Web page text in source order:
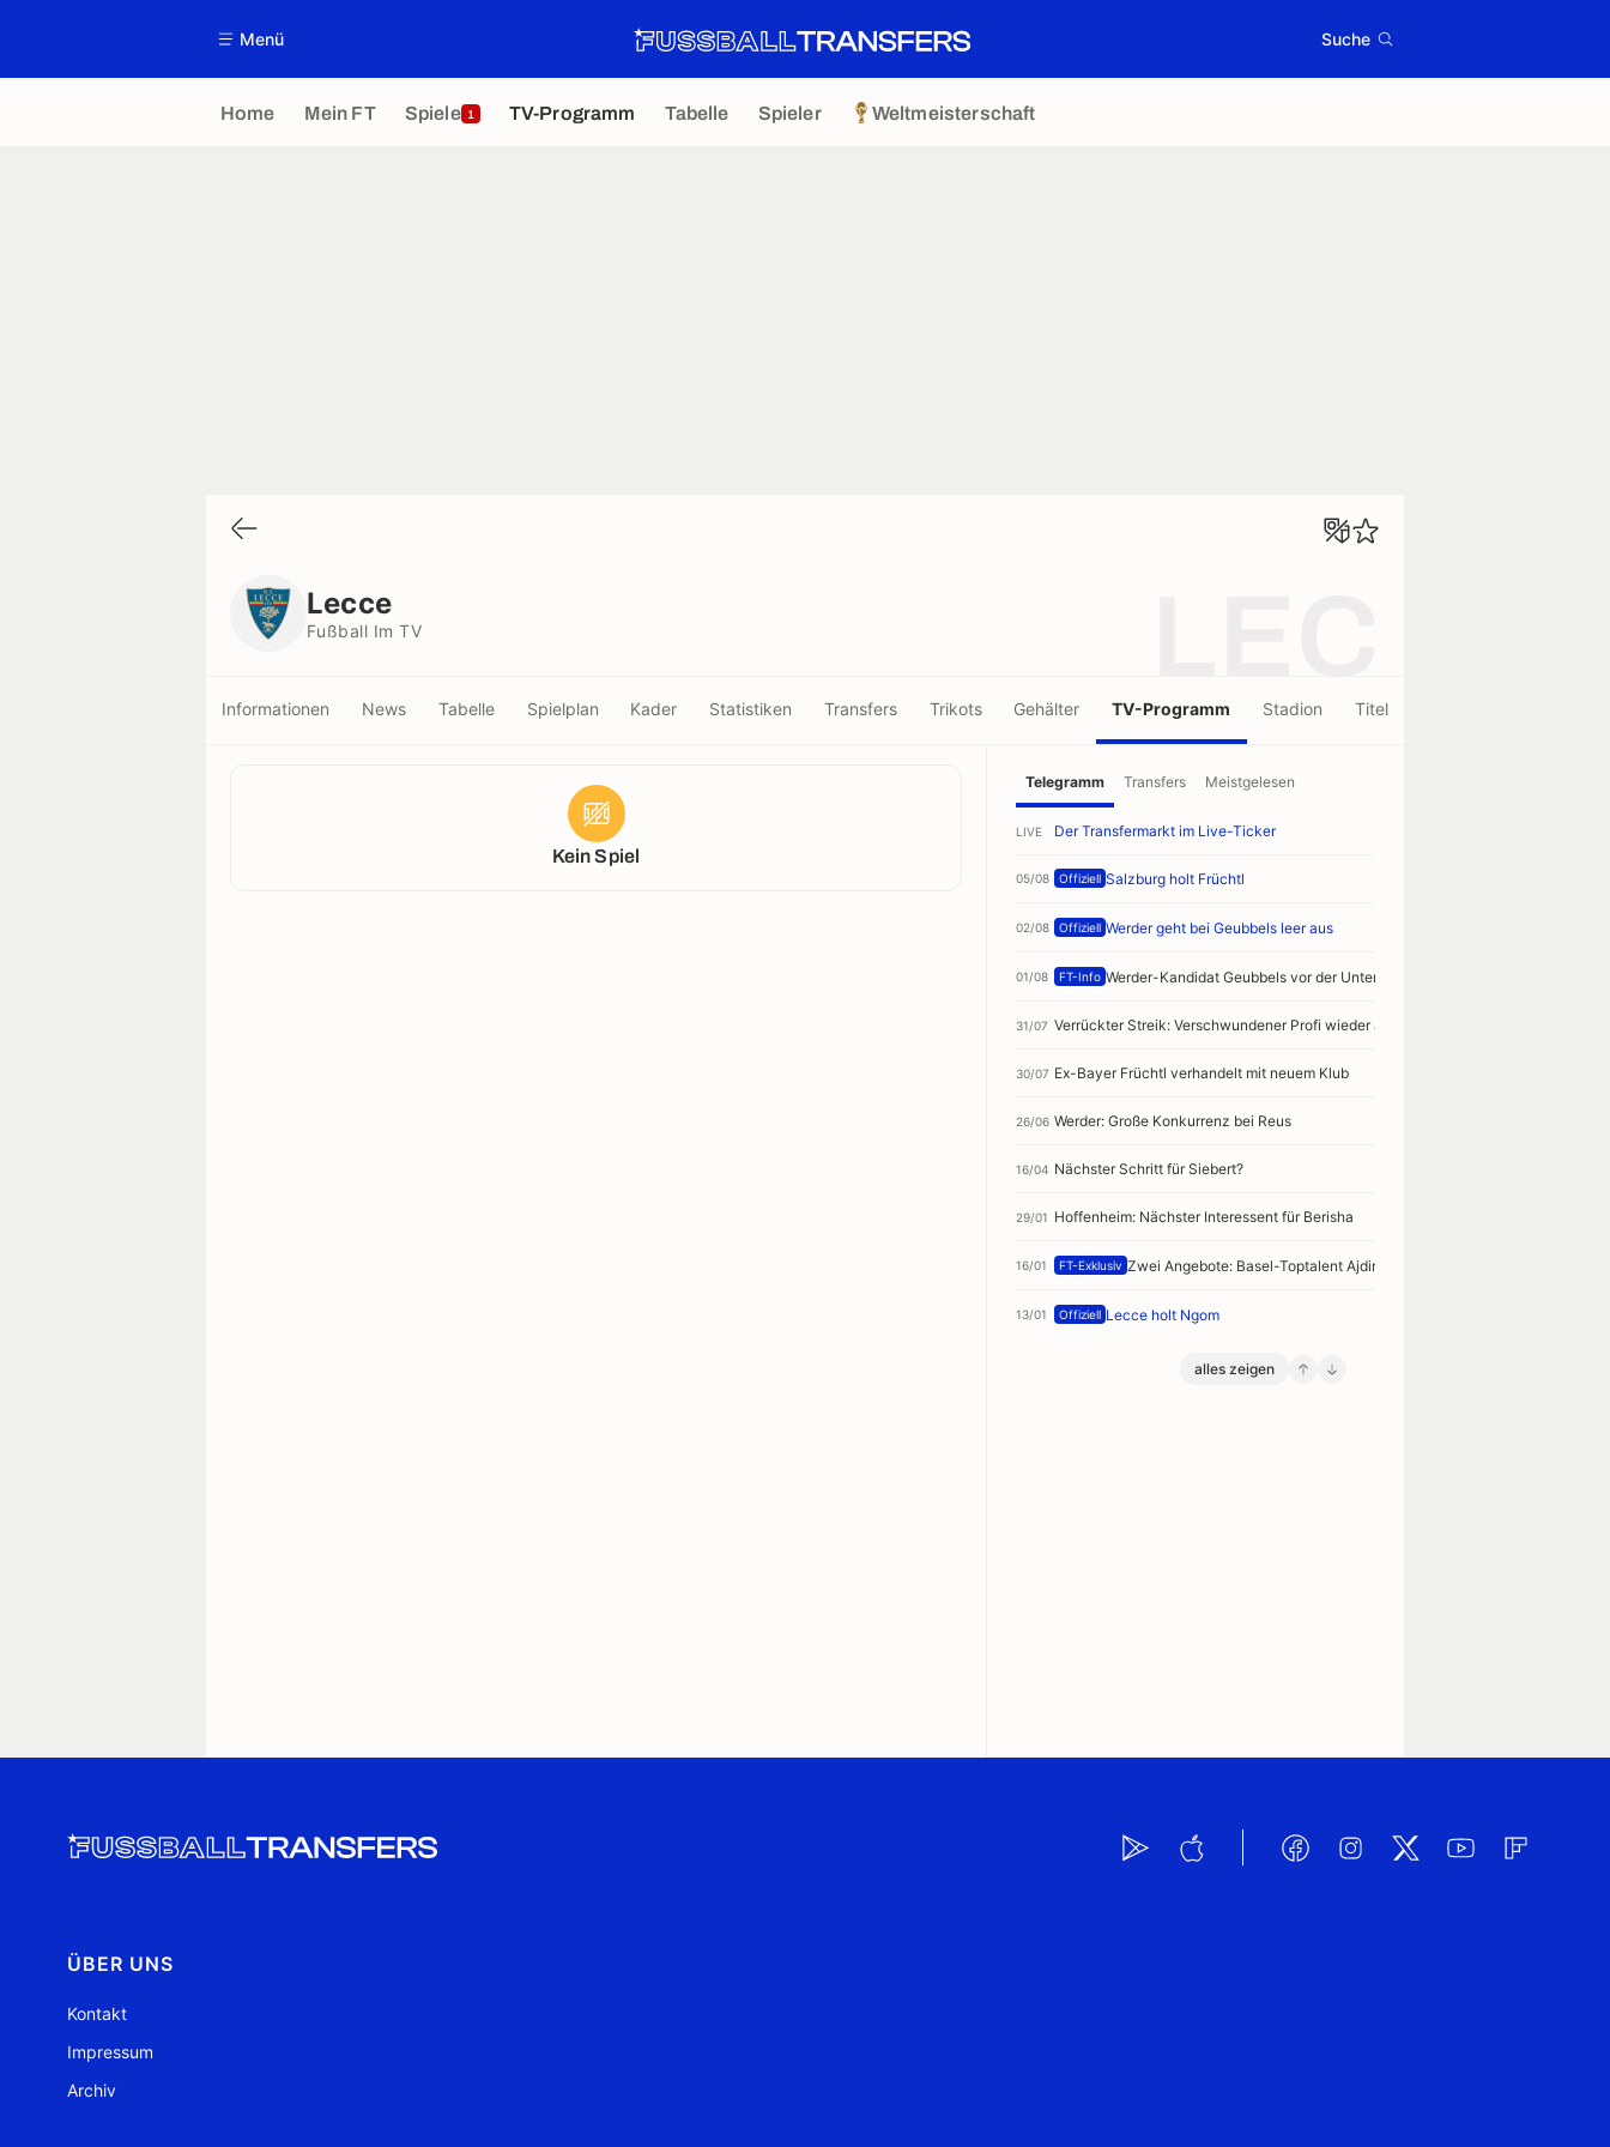
Menü Suche
Home Mein FT Spiele 1 TV-Programm Tabelle Spieler Weltmeisterschaft
Lecce
Fußball Im TV
Informationen News Tabelle Spielplan Kader Statistiken Transfers Trikots Gehälter TV-Programm Stadion Titel
Kein Spiel
Telegramm Transfers Meistgelesen
LIVE Der Transfermarkt im Live-Ticker
05/08 Offiziell Salzburg holt Früchtl
02/08 Offiziell Werder geht bei Geubbels leer aus
01/08 FT-Info Werder-Kandidat Geubbels vor der Unterschrift
31/07 Verrückter Streik: Verschwundener Profi wieder aufgetaucht
30/07 Ex-Bayer Früchtl verhandelt mit neuem Klub
26/06 Werder: Große Konkurrenz bei Reus
16/04 Nächster Schritt für Siebert?
29/01 Hoffenheim: Nächster Interessent für Berisha
16/01 FT-Exklusiv Zwei Angebote: Basel-Toptalent Ajdin vor Absprung
13/01 Offiziell Lecce holt Ngom
alles zeigen
ÜBER UNS
Kontakt
Impressum
Archiv